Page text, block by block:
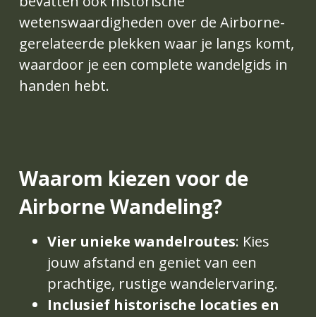
wetenswaardigheden over de Airborne-
gerelateerde plekken waar je langs komt,
waardoor je een complete wandelgids in
handen hebt.
Waarom kiezen voor de
Airborne Wandeling?
Vier unieke wandelroutes: Kies
jouw afstand en geniet van een
prachtige, rustige wandelervaring.
Inclusief historische locaties en